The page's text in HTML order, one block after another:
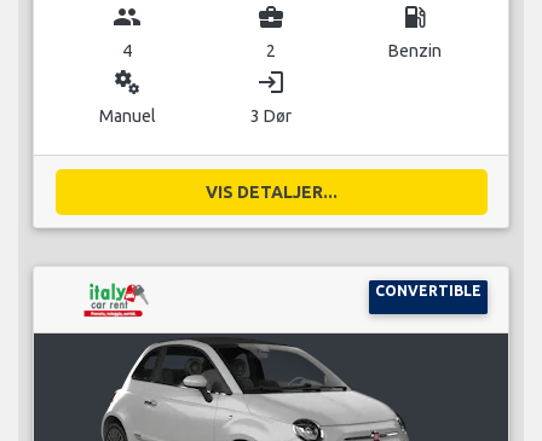
group
4
business_center
2
local_gas_station
Benzin
miscellaneous_services
Manuel
login
3 Dør
VIS DETALJER...
CONVERTIBLE